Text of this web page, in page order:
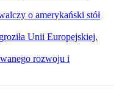
o amerykański stół
Unii Europejskiej.
rozwoju i